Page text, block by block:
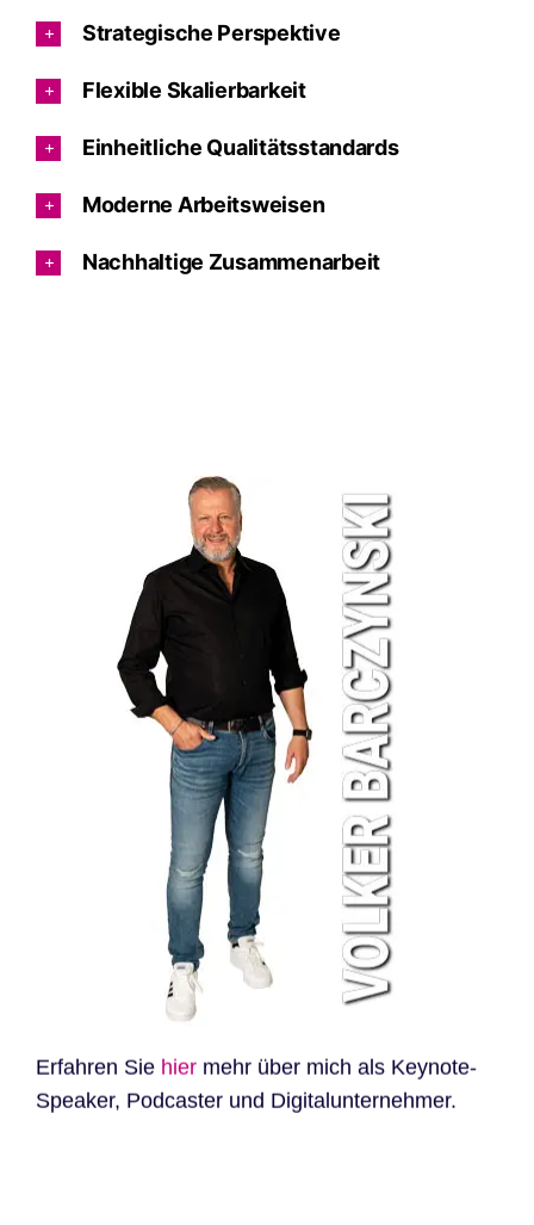
Strategische Perspektive
Flexible Skalierbarkeit
Einheitliche Qualitätsstandards
Moderne Arbeitsweisen
Nachhaltige Zusammenarbeit
Erfahren Sie hiermehr über mich als Keynote-
Speaker, Podcaster und Digitalunternehmer.